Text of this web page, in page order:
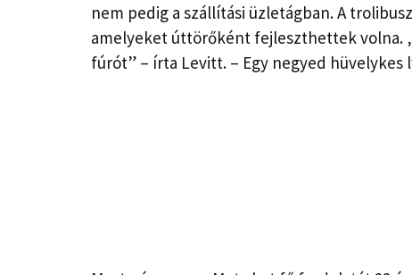
nem pedig a szállítási üzletágban. A
amelyeket úttörőként fejleszthettek volna.
fúrót” – írta Levitt. – Egy negyed hüvelykes